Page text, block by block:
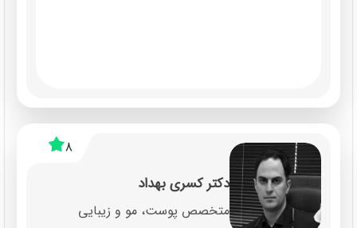
8
دکتر کسری بهداد
متخصص پوست، مو و زیبایی